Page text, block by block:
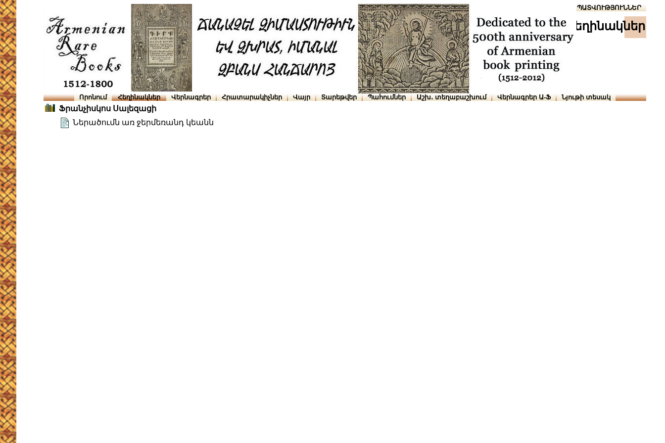
ՆԱԽԱՊԱՏՎՈՒԹՅՈՒՆՆԵՐ
հեղինակներ
Որոնում Հեղինակներ Վերնագրեր Հրատարակիչներ Վայր Տարեթվեր Պահումներ Աշխ․ տեղաբաշխում Վերնագրեր Ա-Ֆ Նյութի տեսակ
Ֆրանչիսկոս Սալեզացի
Ներածումն առ ջերմեռանդ կեանն